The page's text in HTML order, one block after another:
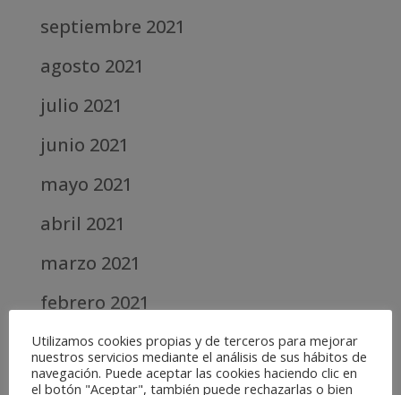
septiembre 2021
agosto 2021
julio 2021
junio 2021
mayo 2021
abril 2021
marzo 2021
febrero 2021
diciembre 2020
abril 2020
Utilizamos cookies propias y de terceros para mejorar
nuestros servicios mediante el análisis de sus hábitos de
navegación. Puede aceptar las cookies haciendo clic en
el botón "Aceptar", también puede rechazarlas o bien